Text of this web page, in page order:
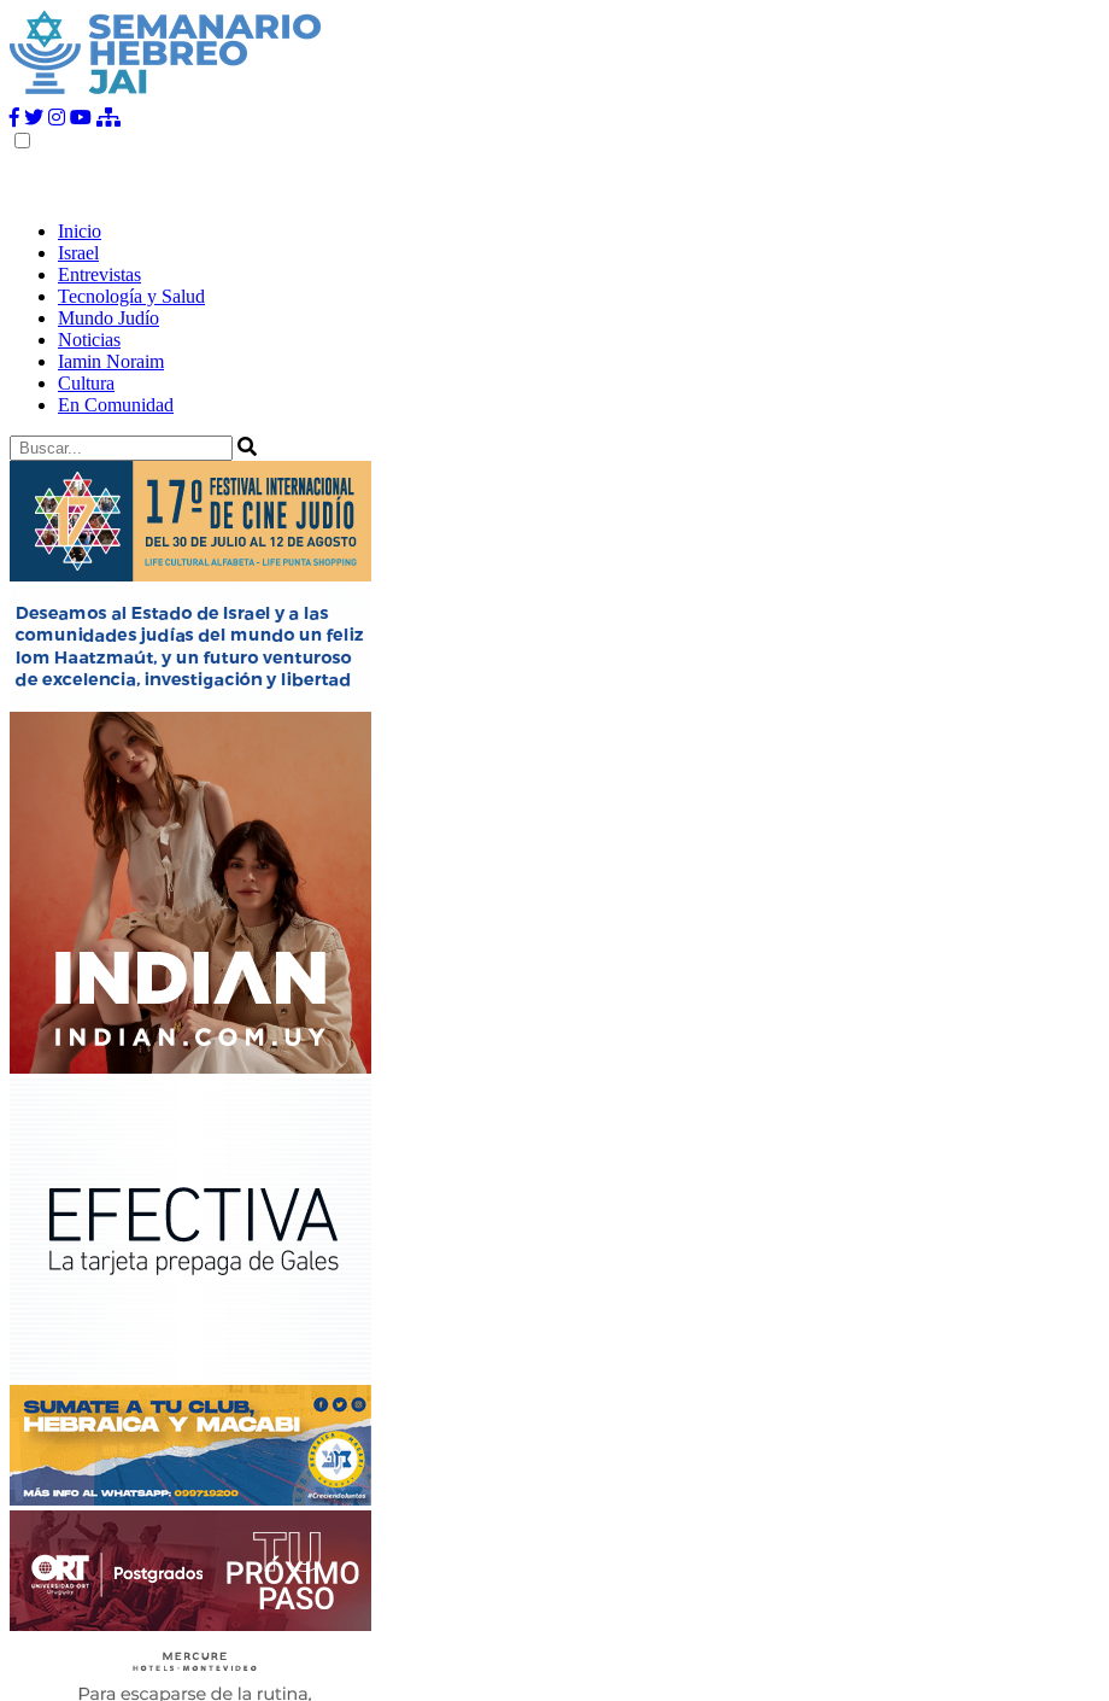
Inicio
Israel
Entrevistas
Tecnología y Salud
Mundo Judío
Noticias
Iamin Noraim
Cultura
En Comunidad